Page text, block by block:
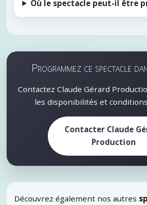
Où le spectacle peut-il être
Programmez ce spectacle
Contactez Claude Gérard
les disponibilités et
Contacter Claude
Production
Découvrez également nos autres